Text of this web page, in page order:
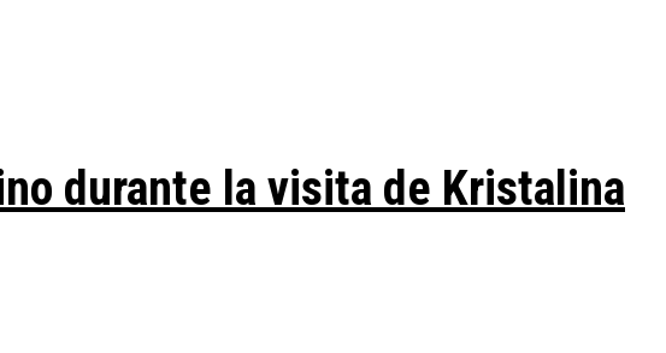
durante la visita de Kristalina